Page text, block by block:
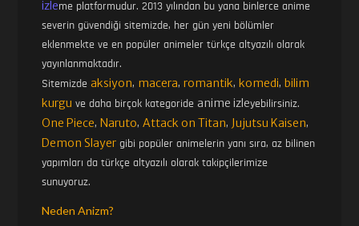
izleme platformudur. 2013 yılından bu yana binlerce anime
severin güvendiği sitemizde, her gün yeni bölümler
eklenmekte ve en popüler animeler türkçe altyazılı olarak
yayınlanmaktadır.
Sitemizdeaksiyon, macera,romantik, komedi, bilim
kurgu ve daha birçok kategoride anime izleyebilirsiniz.
One Piece, Naruto,Attack on Titan, Jujutsu Kaisen,
Demon Slayer gibi popüler animelerin yanı sıra, az bilinen
yapımları da türkçe altyazılı olarak takipçilerimize
sunuyoruz.
Neden Anizm?